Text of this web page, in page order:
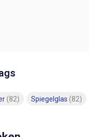
(82) Spiegelglas (82)